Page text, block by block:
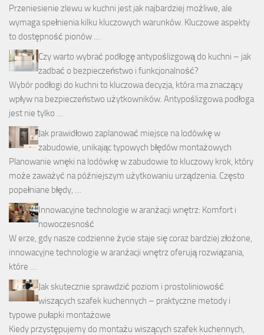
Przeniesienie zlewu w kuchni jest jak najbardziej możliwe, ale
wymaga spełnienia kilku kluczowych warunków. Kluczowe aspekty
to dostępność pionów …
Czy warto wybrać podłogę antypoślizgową do kuchni – jak
zadbać o bezpieczeństwo i funkcjonalność?
Wybór podłogi do kuchni to kluczowa decyzja, która ma znaczący
wpływ na bezpieczeństwo użytkowników. Antypoślizgowa podłoga
jest nie tylko …
Jak prawidłowo zaplanować miejsce na lodówkę w
zabudowie, unikając typowych błędów montażowych
Planowanie wnęki na lodówkę w zabudowie to kluczowy krok, który
może zaważyć na późniejszym użytkowaniu urządzenia. Często
popełniane błędy, …
Innowacyjne technologie w aranżacji wnętrz: Komfort i
nowoczesność
W erze, gdy nasze codzienne życie staje się coraz bardziej złożone,
innowacyjne technologie w aranżacji wnętrz oferują rozwiązania,
które …
Jak skutecznie sprawdzić poziom i prostoliniowość
wiszących szafek kuchennych – praktyczne metody i
typowe pułapki montażowe
Kiedy przystępujemy do montażu wiszących szafek kuchennych,